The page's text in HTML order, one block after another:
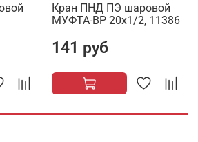
Кран ПНД ПЭ шаровой
МУФТА-ВР 20х1/2, 11386
141 руб